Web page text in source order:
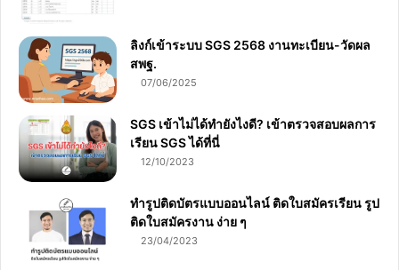
ลิงก์เข้าระบบ SGS 2568 งานทะเบียน-วัดผล
สพฐ.
07/06/2025
SGS เข้าไม่ได้ทำยังไงดี? เข้าตรวจสอบผลการ
เรียน SGS ได้ที่นี่
12/10/2023
ทำรูปติดบัตรแบบออนไลน์ ติดใบสมัครเรียน รูป
ติดใบสมัครงาน ง่าย ๆ
23/04/2023